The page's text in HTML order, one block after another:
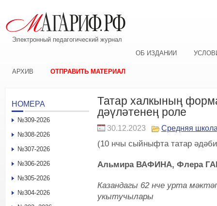
Электронный педагогический журнал
ОБ ИЗДАНИИ
АРХИВ ОТПРАВИТЬ МАТЕРИАЛ
Татар халкының
дәүләтенең роле
30.12.2023 Средняя
(10 нчы сыйныфта татар
Альмира ВАФИНА, Флера
Казандагы 62 нче урта
укытучылары
НОМЕРА
№309-2026
№308-2026
№307-2026
№306-2026
№305-2026
№304-2026